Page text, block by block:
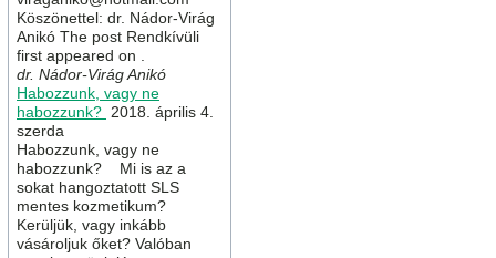
Köszönettel: dr. Nádor-Virág
Anikó The post Rendkívüli
first appeared on .
dr. Nádor-Virág Anikó
Habozzunk, vagy ne
habozzunk? 2018. április 4.
szerda
Habozzunk, vagy ne
habozzunk? Mi is az a
sokat hangoztatott SLS
mentes kozmetikum?
Kerüljük, vagy inkább
vásároljuk őket? Valóban